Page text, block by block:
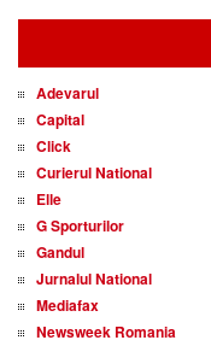
Adevarul
Capital
Click
Curierul National
Elle
G Sporturilor
Gandul
Jurnalul National
Mediafax
Newsweek Romania